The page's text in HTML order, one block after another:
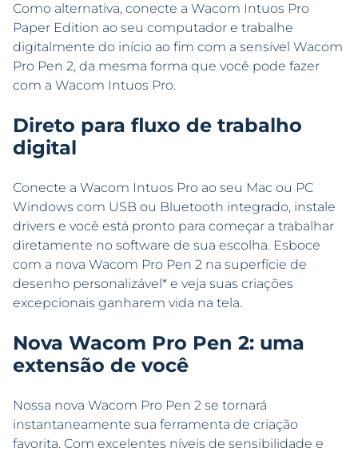
Como alternativa, conecte a Wacom Intuos Pro
Paper Edition ao seu computador e trabalhe
digitalmente do início ao fim com a sensível Wacom
Pro Pen 2, da mesma forma que você pode fazer
com a Wacom Intuos Pro.
Direto para fluxo de trabalho
digital
Conecte a Wacom Intuos Pro ao seu Mac ou PC
Windows com USB ou Bluetooth integrado, instale
drivers e você está pronto para começar a trabalhar
diretamente no software de sua escolha. Esboce
com a nova Wacom Pro Pen 2 na superfície de
desenho personalizável* e veja suas criações
excepcionais ganharem vida na tela.
Nova Wacom Pro Pen 2: uma
extensão de você
Nossa nova Wacom Pro Pen 2 se tornará
instantaneamente sua ferramenta de criação
favorita. Com excelentes níveis de sensibilidade e